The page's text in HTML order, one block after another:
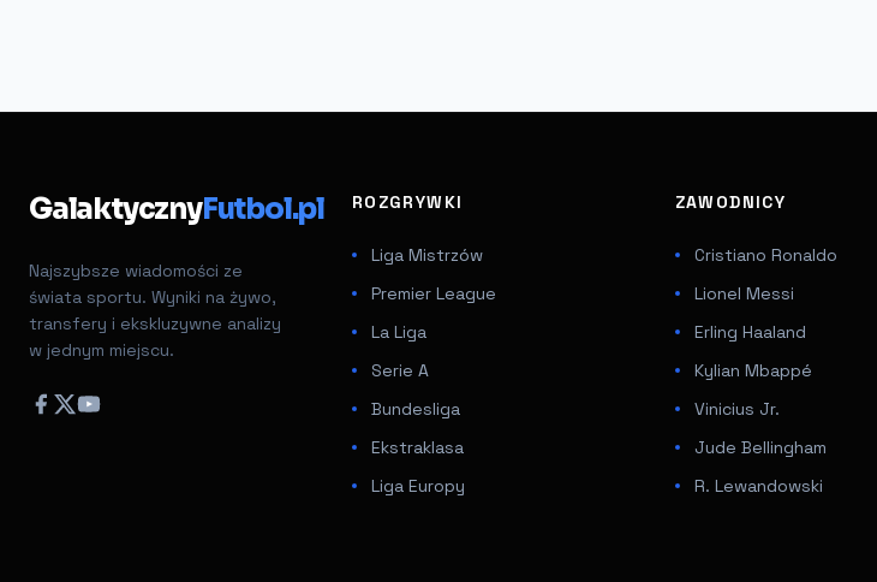
GalaktycznyFutbol.pl
Najszybsze wiadomości ze
świata sportu. Wyniki na żywo,
transfery i ekskluzywne analizy
w jednym miejscu.
ROZGRYWKI
Liga Mistrzów
Premier League
La Liga
Serie A
Bundesliga
Ekstraklasa
Liga Europy
ZAWODNICY
Cristiano Ronaldo
Lionel Messi
Erling Haaland
Kylian Mbappé
Vinicius Jr.
Jude Bellingham
R. Lewandowski